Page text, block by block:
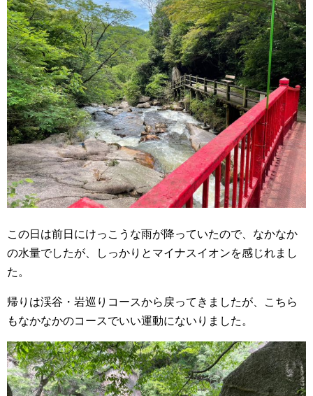
この日は前日にけっこうな雨が降っていたので、なかなか
の水量でしたが、しっかりとマイナスイオンを感じれまし
た。
帰りは渓谷・岩巡りコースから戻ってきましたが、こちら
もなかなかのコースでいい運動にないりました。